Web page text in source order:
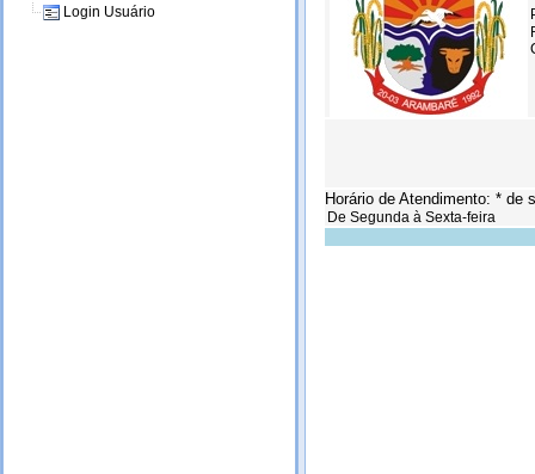
Login Usuário
Horário de Atendimento: * de
De Segunda à Sexta-feira